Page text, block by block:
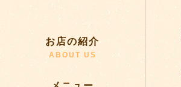
お店の紹介
ABOUT US